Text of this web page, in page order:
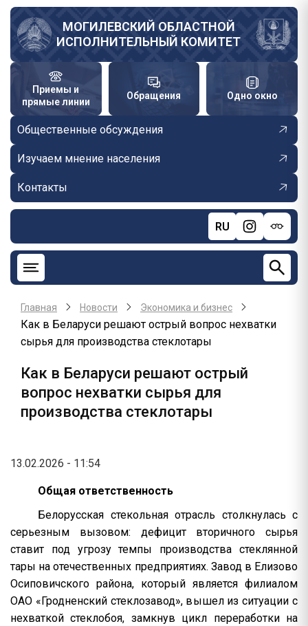
Перейти
основному
содержанию
МОГИЛЕВСКИЙ ОБЛАСТНОЙ
ИСПОЛНИТЕЛЬНЫЙ КОМИТЕТ
Приемы и
прямые линии
Обращения Одно окно
Общественные обсуждения
Изучаем мнение населения
Контакты
RU
Главная Новости Экономика и бизнес
Как в Беларуси решают острый вопрос нехватки
сырья для производства стеклотары
Как в Беларуси решают острый
вопрос нехватки сырья для
производства стеклотары
13.02.2026 - 11:54
Общая ответственность
Белорусская стекольная отрасль столкнулась с
серьезным вызовом: дефицит вторичного сырья
ставит под угрозу темпы производства стеклянной
тары на отечественных предприятиях. Завод в Елизово
Осиповичского района, который является филиалом
ОАО «Гродненский стеклозавод», вышел из ситуации с
нехваткой стеклобоя, замкнув цикл переработки на